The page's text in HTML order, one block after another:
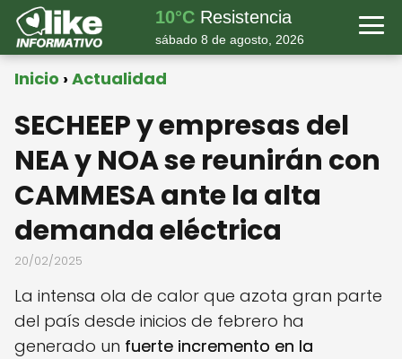
10°C Resistencia
sábado 8 de agosto, 2026
Inicio Actualidad
SECHEEP y empresas del
NEA y NOA se reunirán con
CAMMESA ante la alta
demanda eléctrica
20/02/2025
La intensa ola de calor que azota gran parte
del país desde inicios de febrero ha
generado un fuerte incremento en la